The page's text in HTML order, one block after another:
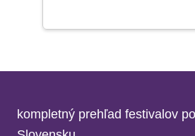
kompletný prehľad festivalov